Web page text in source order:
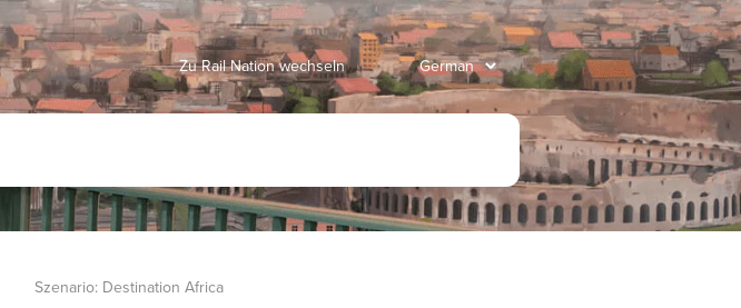
Zu Rail Nation wechseln
Szenario: Destination Africa